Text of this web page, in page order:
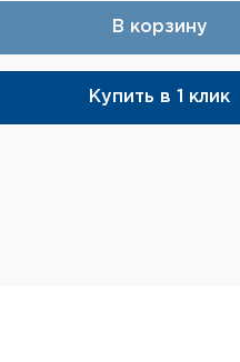
В корзину
Купить в 1 клик